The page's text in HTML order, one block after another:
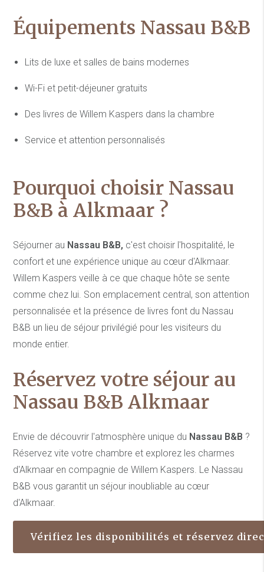
Équipements Nassau B&B
Lits de luxe et salles de bains modernes
Wi-Fi et petit-déjeuner gratuits
Des livres de Willem Kaspers dans la chambre
Service et attention personnalisés
Pourquoi choisir Nassau
B&B à Alkmaar ?
Séjourner au Nassau B&B, c'est choisir l'hospitalité, le
confort et une expérience unique au cœur d'Alkmaar.
Willem Kaspers veille à ce que chaque hôte se sente
comme chez lui. Son emplacement central, son attention
personnalisée et la présence de livres font du Nassau
B&B un lieu de séjour privilégié pour les visiteurs du
monde entier.
Réservez votre séjour au
Nassau B&B Alkmaar
Envie de découvrir l'atmosphère unique du Nassau B&B ?
Réservez vite votre chambre et explorez les charmes
d'Alkmaar en compagnie de Willem Kaspers. Le Nassau
B&B vous garantit un séjour inoubliable au cœur
d'Alkmaar.
Vérifiez les disponibilités et réservez